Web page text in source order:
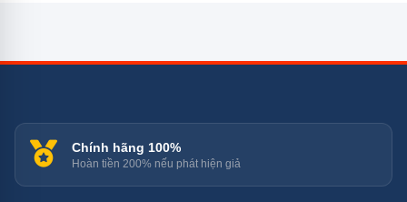
Tích hợp 7 chương trình rửa
Chính hãng 100%
Hoàn tiền 200% nếu phát hiện giả